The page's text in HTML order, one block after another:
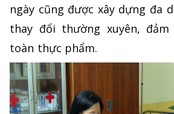
ngày cũng được xây dựng đa
thay đổi thường xuyên,
toàn thực phẩm.